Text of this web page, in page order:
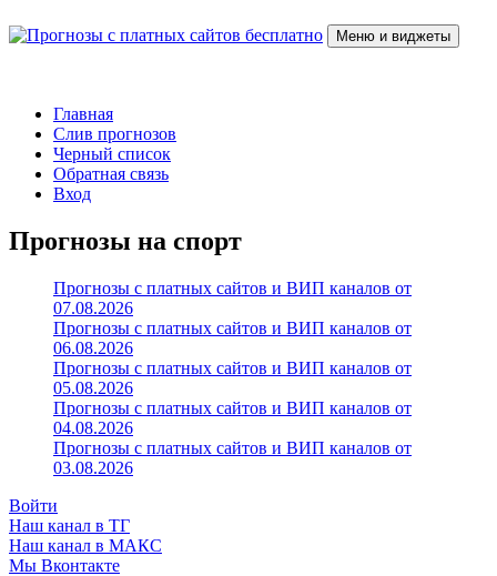
к
Меню и виджеты
Главная
Слив прогнозов
Черный список
Обратная связь
Вход
Прогнозы на спорт
Прогнозы с платных сайтов и ВИП каналов от
07.08.2026
Прогнозы с платных сайтов и ВИП каналов от
06.08.2026
Прогнозы с платных сайтов и ВИП каналов от
05.08.2026
Прогнозы с платных сайтов и ВИП каналов от
04.08.2026
Прогнозы с платных сайтов и ВИП каналов от
03.08.2026
Войти
Наш канал в ТГ
Наш канал в МАКС
Мы Вконтакте